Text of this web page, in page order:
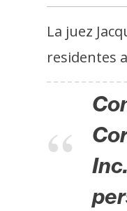
c
o
n
t
h
La juez
residentes